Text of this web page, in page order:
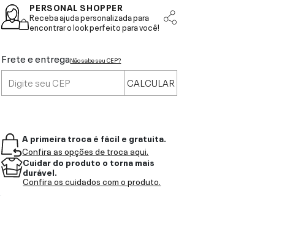
PERSONAL SHOPPER
Receba ajuda personalizada para
encontrar o look perfeito para você!
Frete e entregaNão sabe seu CEP?
CALCULAR
A primeira troca é fácil e gratuita.
Confira as opções de troca aqui.
Cuidar do produto o torna mais
durável.
Confira os cuidados com o produto.